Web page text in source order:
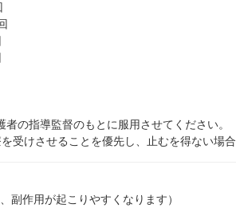
者の指導監督のもとに服用させてください。
受けさせることを優先し、止むを得ない場
副作用が起こりやすくなります）